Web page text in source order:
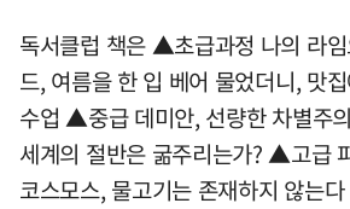
독서클럽 책은 ▲초급과정 나의 라
드, 여름을 한 입 베어 물었더니, 맛
수업 ▲중급 데미안, 선량한 차별주
세계의 절반은 굶주리는가? ▲고급
코스모스, 물고기는 존재하지 않는